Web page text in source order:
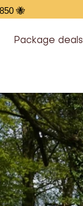
🐝
Package deals